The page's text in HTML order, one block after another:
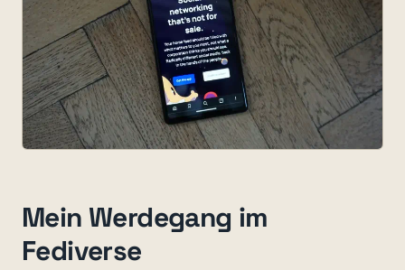
Mein Werdegang im
Fediverse